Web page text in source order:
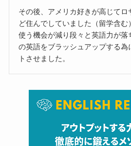
その後、アメリカ好きが高じてロ
ど住んでしていました（留学含む
使う機会が減り段々と英語力が落
の英語をブラッシュアップする為
トさせました。